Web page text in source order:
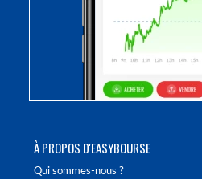
À PROPOS D'EASYBOURSE
Qui sommes-nous ?